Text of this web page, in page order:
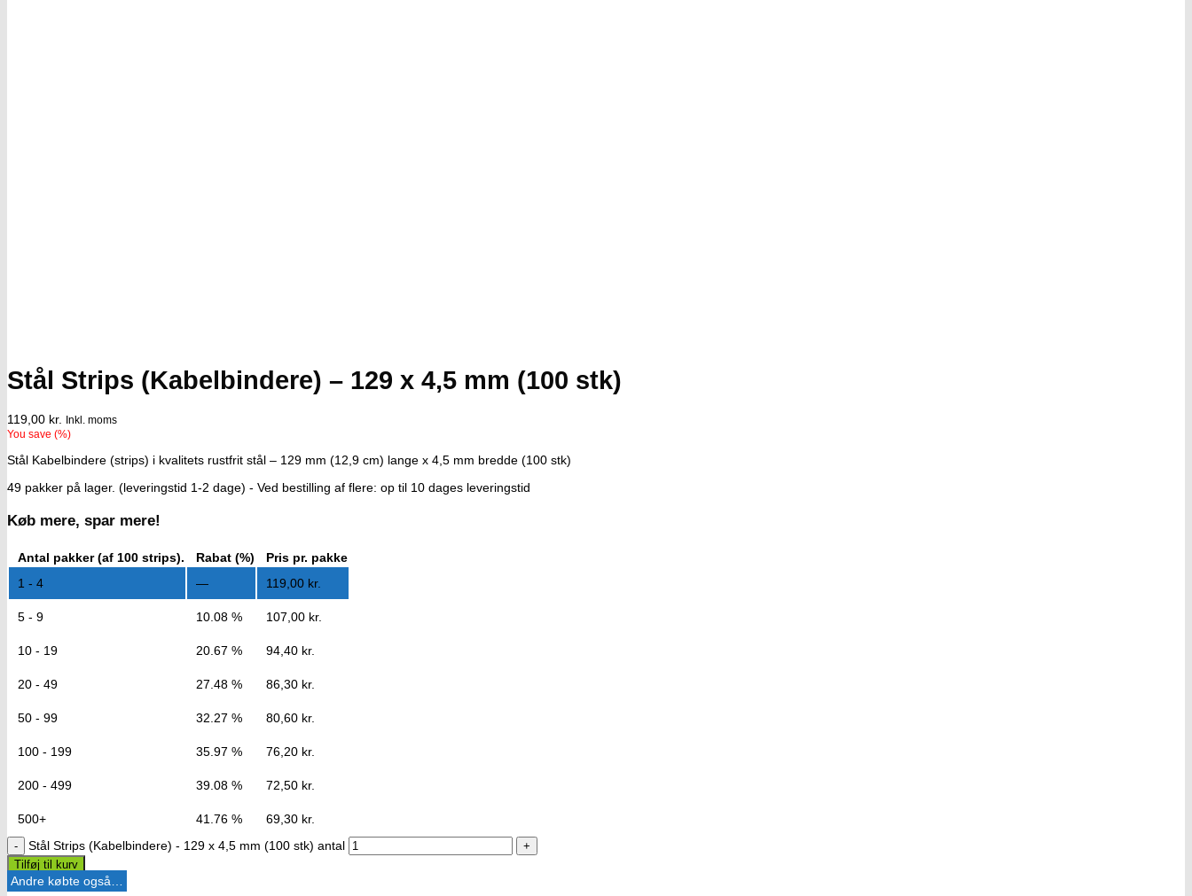
Stål Strips (Kabelbindere) – 129 x 4,5 mm (100 stk)
119,00 kr.
Inkl. moms
You save (%)
Stål Kabelbindere (strips) i kvalitets rustfrit stål – 129 mm (12,9 cm) lange x 4,5 mm bredde (100 stk)
49 pakker på lager. (leveringstid 1-2 dage) - Ved bestilling af flere: op til 10 dages leveringstid
Køb mere, spar mere!
Antal pakker (af 100 strips). Rabat (%)
Pris pr. pakke
1 - 4
— 119,00 kr.
5 - 9 10.08 % 107,00 kr.
10 - 19 20.67 % 94,40 kr.
20 - 49 27.48 % 86,30 kr.
50 - 99 32.27 % 80,60 kr.
100 - 199 35.97 % 76,20 kr.
200 - 499 39.08 % 72,50 kr.
500+ 41.76 % 69,30 kr.
Stål Strips (Kabelbindere) - 129 x 4,5 mm (100 stk) antal
Tilføj til kurv
Andre købte også…